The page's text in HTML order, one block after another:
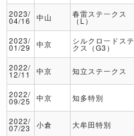
2023/
04/16 中山 春雷ステークス
（L）
2023/
01/29 中京 シルクロードス
クス（G3）
2022/
12/11 中京 知立ステークス
2022/
09/25 中京 知多特別
2022/
07/23 小倉 大牟田特別